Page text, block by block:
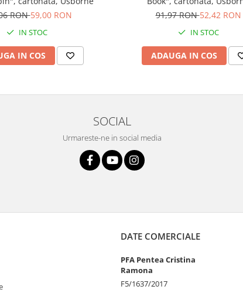
RON59,00 RON
IN STOC
IN COS
91,97 RON52,42 RON
IN STOC
ADAUGA IN COS
SOCIAL
Urmareste-ne in social media
DATE COMERCIALE
PFA Pentea Cristina
Ramona
F5/1637/2017